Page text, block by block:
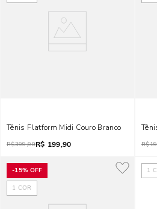
Tênis Flatform Midi Couro Branco
R$399,90R$ 199,90 R$
-15% OFF
1 COR
1